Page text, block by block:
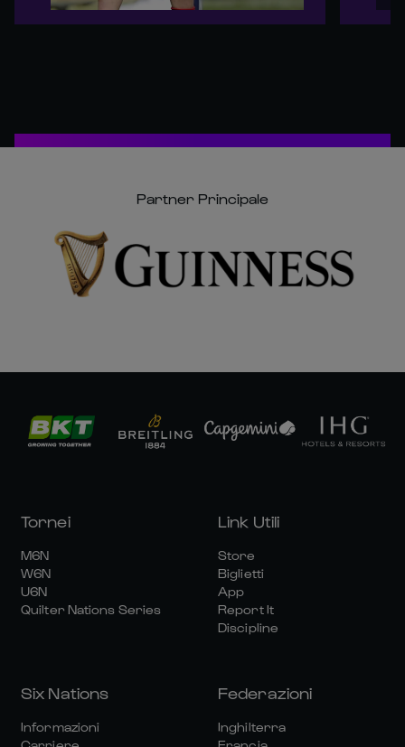
Partner Principale
Tornei
M6N
W6N
U6N
Quilter Nations Series
Link Utili
Store
Biglietti
App
Report It
Discipline
Six Nations
Informazioni
Federazioni
Inghilterra